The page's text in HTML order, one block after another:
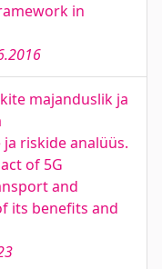
in
majanduslik ja
riskide analüüs.
of 5G
and
its benefits and